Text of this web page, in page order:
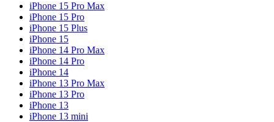
iPhone 15 Pro Max
iPhone 15 Pro
iPhone 15 Plus
iPhone 15
iPhone 14 Pro Max
iPhone 14 Pro
iPhone 14
iPhone 13 Pro Max
iPhone 13 Pro
iPhone 13
iPhone 13 mini